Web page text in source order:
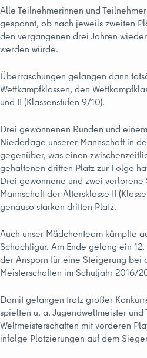
Alle Teilnehmerinnen und
gespannt, ob nach jeweils zweiten
den vergangenen drei Jahren
werden würde.
Überraschungen gelangen dann
Wettkampfklassen, den
und II (Klassenstufen 9/10).
Drei gewonnenen Runden und
Niederlage unserer Mannschaft in
gegenüber, was einen
gehaltenen dritten Platz zur Folge
Drei gewonnene und zwei
Mannschaft der Altersklasse II
genauso starken dritten Platz.
Auch unser Mädchenteam kämpfte
Schachfigur. Am Ende gelang ein
der Ansporn für eine Steigerung bei
Meisterschaften im Schuljahr 2016/
Damit gelangen trotz großer
spielten u. a. Jugendweltmeister und
Weltmeisterschaften mit vorderen
infolge Platzierungen auf dem